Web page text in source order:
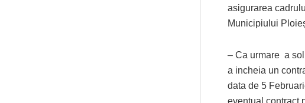
asigurarea
Municipiului
– Ca urmare a
a incheia un
data de 5